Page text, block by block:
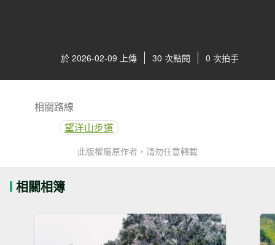
於 2026-02-09 上傳 30 次點閱 0 次拍手
相關路線
望洋山步道
此版權屬原作者，請勿任意轉載
相關相簿